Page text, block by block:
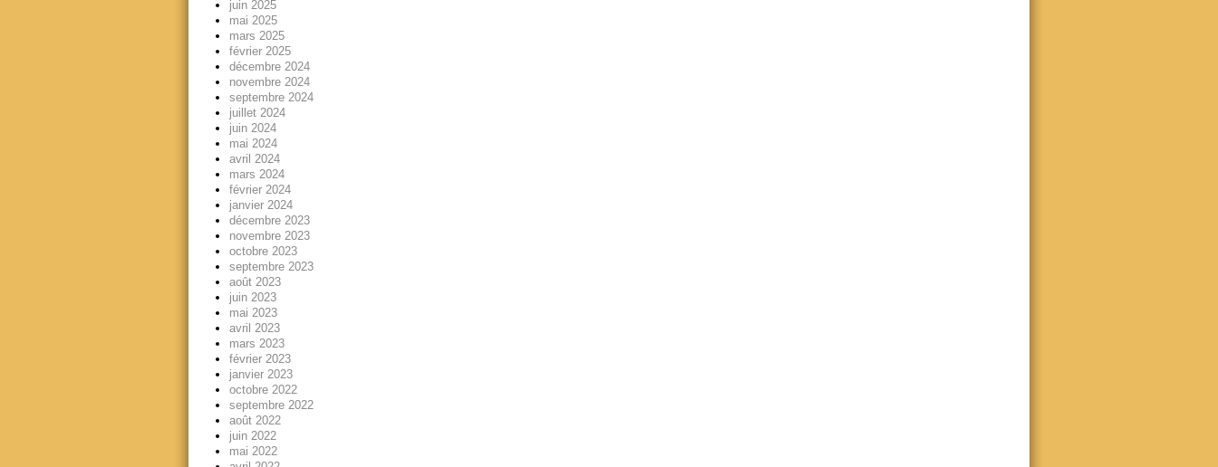
juin 2025
mai 2025
mars 2025
février 2025
décembre 2024
novembre 2024
septembre 2024
juillet 2024
juin 2024
mai 2024
avril 2024
mars 2024
février 2024
janvier 2024
décembre 2023
novembre 2023
octobre 2023
septembre 2023
août 2023
juin 2023
mai 2023
avril 2023
mars 2023
février 2023
janvier 2023
octobre 2022
septembre 2022
août 2022
juin 2022
mai 2022